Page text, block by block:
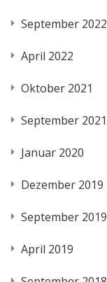
September 2022
April 2022
Oktober 2021
September 2021
Januar 2020
Dezember 2019
September 2019
April 2019